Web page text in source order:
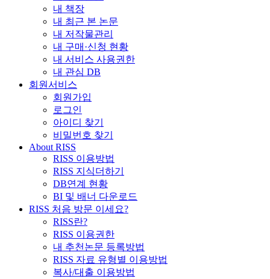
내 책장
내 최근 본 논문
내 저작물관리
내 구매·신청 현황
내 서비스 사용권한
내 관심 DB
회원서비스
회원가입
로그인
아이디 찾기
비밀번호 찾기
About RISS
RISS 이용방법
RISS 지식더하기
DB연계 현황
BI 및 배너 다운로드
RISS 처음 방문 이세요?
RISS란?
RISS 이용권한
내 추천논문 등록방법
RISS 자료 유형별 이용방법
복사/대출 이용방법